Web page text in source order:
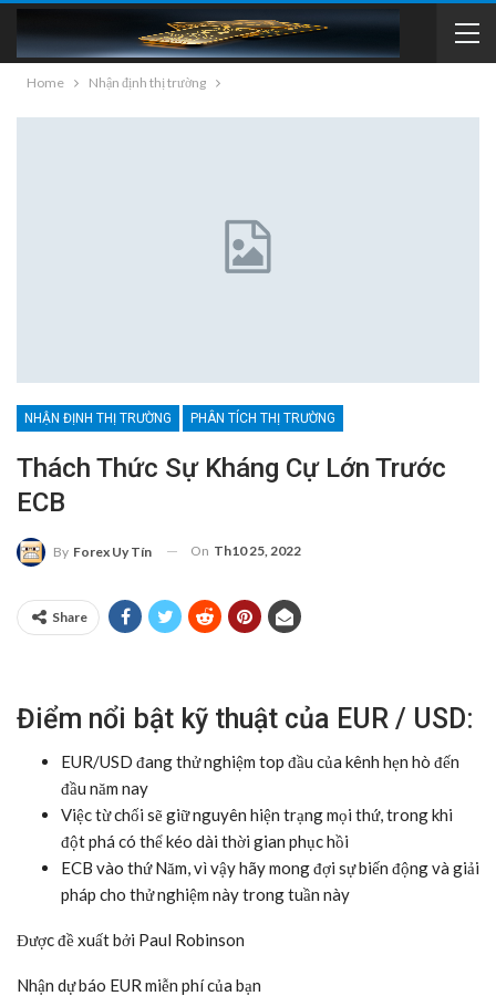
Home Nhận định thị trường
NHẬN ĐỊNH THỊ TRƯỜNG PHÂN TÍCH THỊ TRƯỜNG
Thách Thức Sự Kháng Cự Lớn Trước
ECB
By Forex Uy Tín On Th10 25, 2022
Share
Điểm nổi bật kỹ thuật của EUR / USD:
EUR/USD đang thử nghiệm top đầu của kênh hẹn hò đến
đầu năm nay
Việc từ chối sẽ giữ nguyên hiện trạng mọi thứ, trong khi
đột phá có thể kéo dài thời gian phục hồi
ECB vào thứ Năm, vì vậy hãy mong đợi sự biến động và giải
pháp cho thử nghiệm này trong tuần này
Được đề xuất bởi Paul Robinson
Nhận dự báo EUR miễn phí của bạn